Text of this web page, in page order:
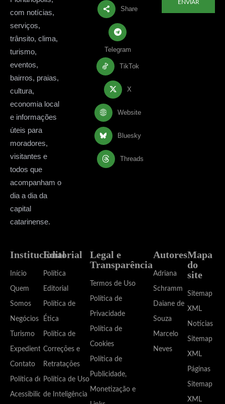
com notícias,
serviços,
trânsito, clima,
turismo,
eventos,
bairros, praias,
cultura,
economia local
e informações
úteis para
moradores,
visitantes e
todos que
acompanham o
dia a dia da
capital
catarinense.
Share
Telegram
TikTok
X
Website
Bluesky
Threads
ENVIAR
Institucional
Início
Quem
Somos
Negócios
Turismo
Expediente
Contato
Política de
Acessibilidade
Editorial
Política
Editorial
Política de
Ética
Política de
Correções e
Retratações
Política de Uso
de Inteligência
Legal e
Transparência
Termos de Uso
Política de
Privacidade
Política de
Cookies
Política de
Publicidade,
Monetização e
Autores
Adriana
Schramm
Daiane de
Souza
Marcelo
Neves
Mapa
do
site
Sitemap
XML
Notícias
Sitemap
XML
Páginas
Sitemap
XML